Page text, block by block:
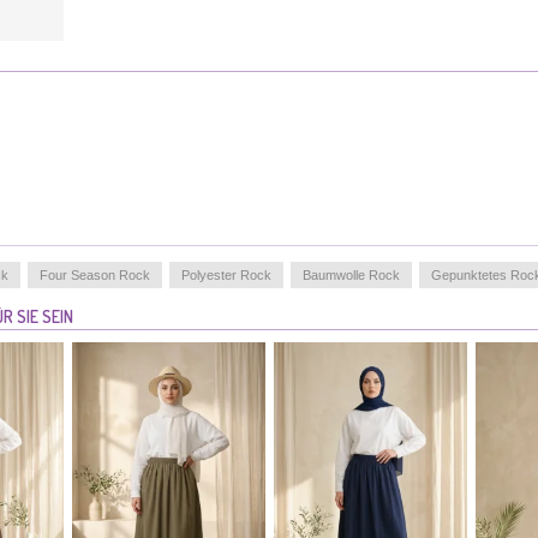
HIPS: 98,WAIST: 66,CHEST: 90,HEIGHT: 175,
WEIGHT: 59
Four Season Rock Polyester Rock Baumwolle Rock Gepunktetes
SIE SEIN